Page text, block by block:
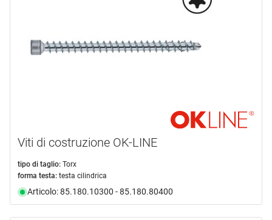
Viti di costruzione OK-LINE
tipo di taglio: Torx
forma testa: testa cilindrica
Articolo: 85.180.10300 - 85.180.80400